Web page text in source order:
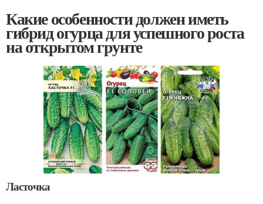
Какие особенности должен иметь
гибрид огурца для успешного роста
на открытом грунте
Ласточка